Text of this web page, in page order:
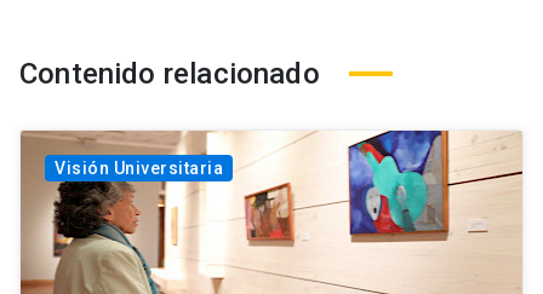
Contenido relacionado
Visión Universitaria